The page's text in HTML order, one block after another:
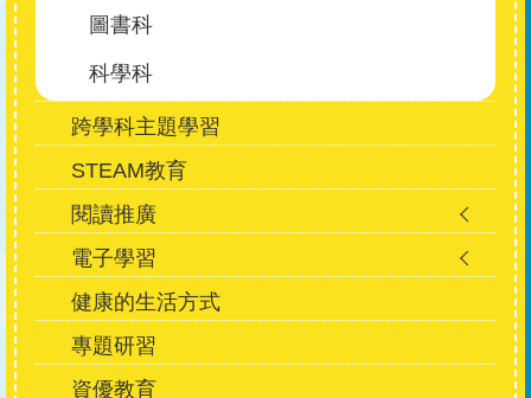
圖書科
科學科
跨學科主題學習
STEAM教育
閱讀推廣
電子學習
健康的生活方式
專題研習
資優教育